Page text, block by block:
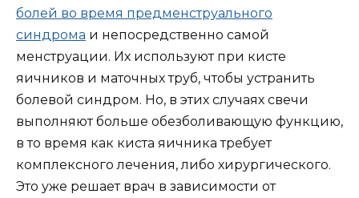
болей во время предменструального
синдрома и непосредственно самой
менструации. Их используют при кисте
яичников и маточных труб, чтобы устранить
болевой синдром. Но, в этих случаях свечи
выполняют больше обезболивающую функцию,
в то время как киста яичника требует
комплексного лечения, либо хирургического.
Это уже решает врач в зависимости от